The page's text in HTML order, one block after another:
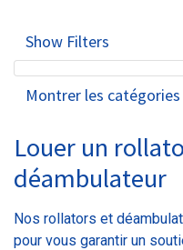
Show Filters
Montrer les catégories
Louer un
déambulateur
Nos rollators et
pour vous garantir un